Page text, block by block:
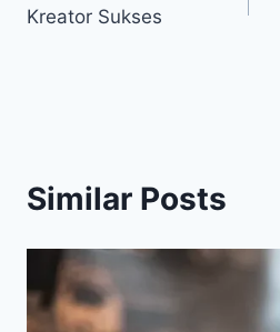
Kreator Sukses
Similar Posts